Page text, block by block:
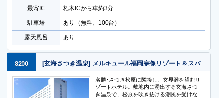
最寄IC 杷木ICから車約3分
駐車場 あり（無料、100台）
露天風呂 あり
8200 [玄海さつき温泉] メルキュール福岡宗像リゾート＆スパ
名勝･さつき松原に隣接し、玄界灘を望むリ
ゾートホテル。敷地内に湧出する玄海さつ
き温泉で、松原を吹き抜ける潮風を受けな